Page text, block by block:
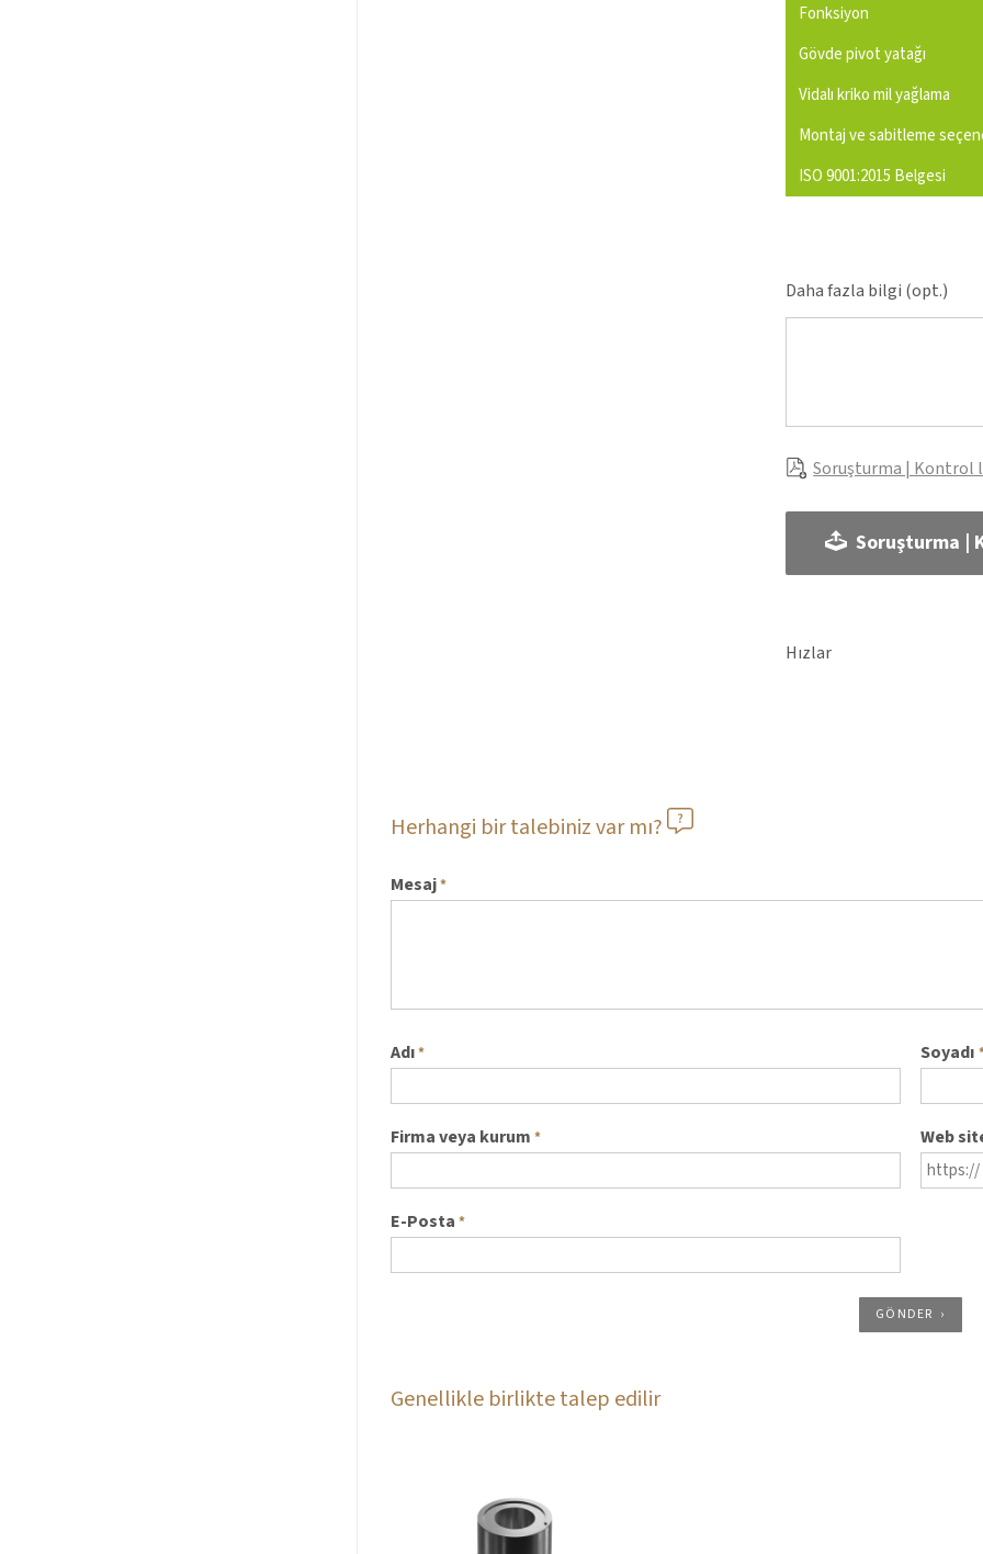
Fonksiyon
Gövde pivot yatağı
Vidalı kriko mil yağlama
Montaj ve sabitleme
ISO 9001:2015 Belgesi
Daha fazla bilgi (opt.)
Soruşturma | Kontrol
Soruşturma |
Hızlar
Herhangi bir talebiniz var mı?
Mesaj*
Adı* Soyadı
Firma veya kurum * Web
E-Posta *
GÖNDER
Genellikle birlikte talep edilir